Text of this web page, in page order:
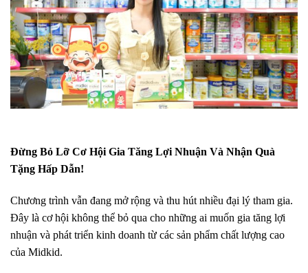
Đừng Bỏ Lỡ Cơ Hội Gia Tăng Lợi Nhuận Và Nhận Quà
Tặng Hấp Dẫn!
Chương trình vẫn đang mở rộng và thu hút nhiều đại lý tham gia.
Đây là cơ hội không thể bỏ qua cho những ai muốn gia tăng lợi
nhuận và phát triển kinh doanh từ các sản phẩm chất lượng cao
của Midkid.